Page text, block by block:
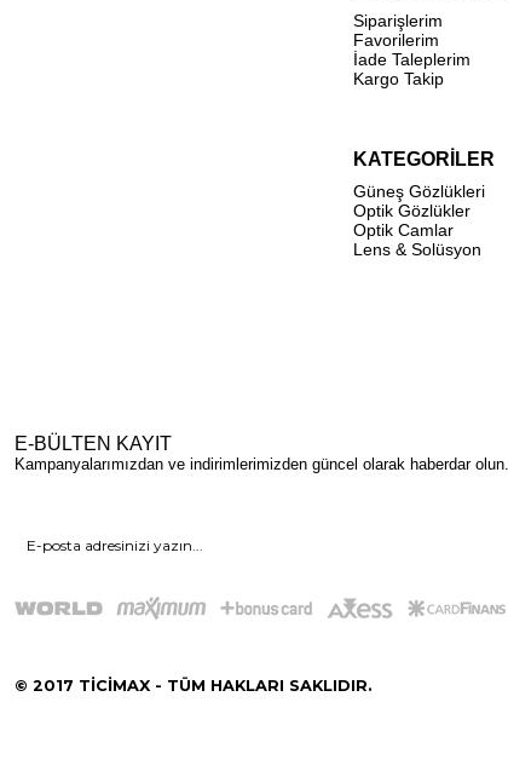
Siparişlerim
Favorilerim
İade Taleplerim
Kargo Takip
KATEGORİLER
Güneş Gözlükleri
Optik Gözlükler
Optik Camlar
Lens & Solüsyon
E-BÜLTEN KAYIT
Kampanyalarımızdan ve indirimlerimizden güncel olarak haberdar olun.
© 2017 TİCİMAX - TÜM HAKLARI SAKLIDIR.